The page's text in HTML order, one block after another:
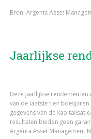
Bron: Argenta Asset
Jaarlijkse
Deze jaarlijkse
van de laatste tien
gegevens van de
resultaten bieden geen
Argenta Asset Management